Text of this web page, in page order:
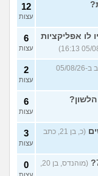
עצות
20
עצות
6
עצות
9
עצות
3
עצות
8
עצות
12
עצות
לו אפליקציות
6
עצות
(בן אדם, בן 18, כתב ב-05/08/26
2
עצות
6
עצות
(כ, בן 21, כתב
3
עצות
(מוהנדס, בן 20,
0